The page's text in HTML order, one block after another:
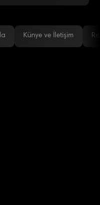
Künye ve İletişim